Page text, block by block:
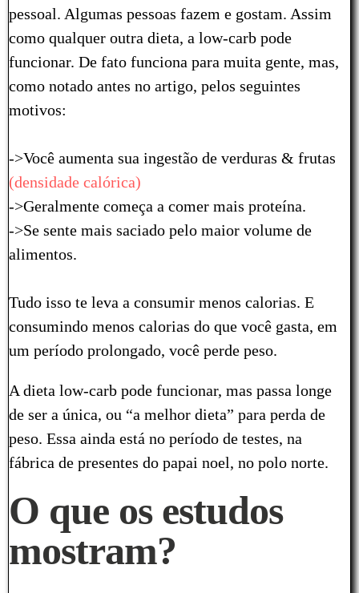
pessoal. Algumas pessoas fazem e gostam. Assim
como qualquer outra dieta, a low-carb pode
funcionar. De fato funciona para muita gente, mas,
como notado antes no artigo, pelos seguintes
motivos:
->Você aumenta sua ingestão de verduras & frutas
(densidade calórica)
->Geralmente começa a comer mais proteína.
->Se sente mais saciado pelo maior volume de
alimentos.
Tudo isso te leva a consumir menos calorias. E
consumindo menos calorias do que você gasta, em
um período prolongado, você perde peso.
A dieta low-carb pode funcionar, mas passa longe
de ser a única, ou “a melhor dieta” para perda de
peso. Essa ainda está no período de testes, na
fábrica de presentes do papai noel, no polo norte.
O que os estudos
mostram?